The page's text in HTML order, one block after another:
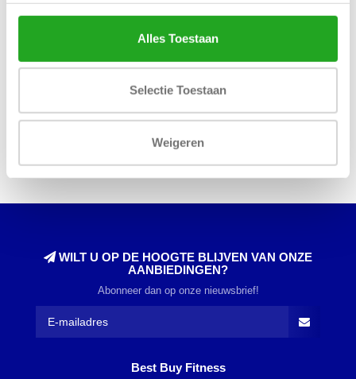
Alles Toestaan
Selectie Toestaan
Weigeren
Life Fitness Ab Crunch Bench
934,83Incl. btw
WILT U OP DE HOOGTE BLIJVEN VAN ONZE
AANBIEDINGEN?
Abonneer dan op onze nieuwsbrief!
Best Buy Fitness